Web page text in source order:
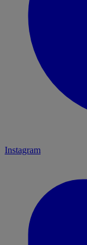
Instagram